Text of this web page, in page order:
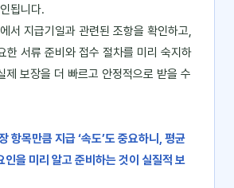
됩니다.
서 지급기일과 관련된 조항을 확인하고,
한 서류 준비와 접수 절차를 미리 숙지하
제 보장을 더 빠르고 안정적으로 받을 수
항목만큼 지급 ‘속도’도 중요하니, 평균
인을 미리 알고 준비하는 것이 실질적 보